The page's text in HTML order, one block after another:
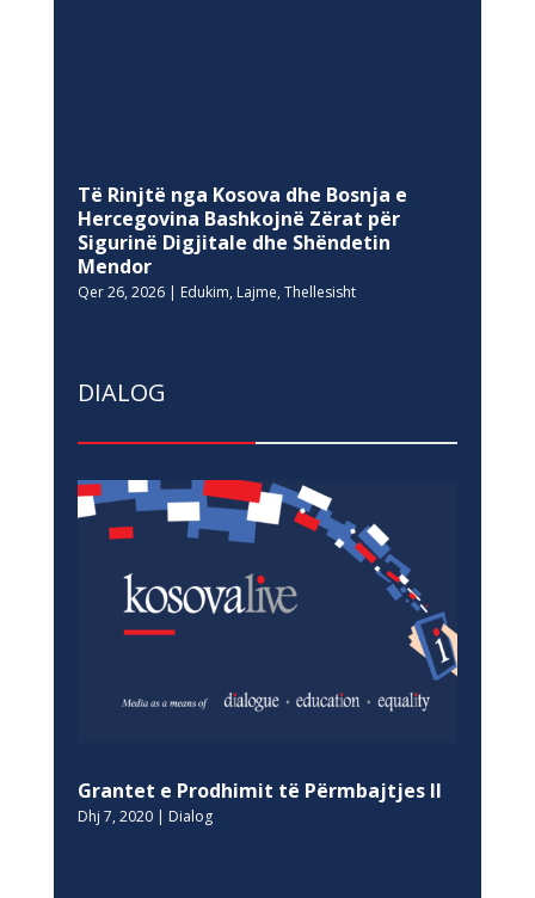
Të Rinjtë nga Kosova dhe Bosnja e
Hercegovina Bashkojnë Zërat për
Sigurinë Digjitale dhe Shëndetin
Mendor
Qer 26, 2026| Edukim, Lajme, Thellesisht
DIALOG
Grantet e Prodhimit të Përmbajtjes II
Dhj 7, 2020| Dialog